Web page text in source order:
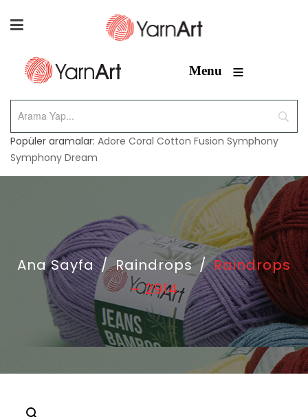
Menu ≡
Popüler aramalar: Adore Coral Cotton Fusion Symphony
Symphony Dream
Ana Sayfa / Raindrops / Raindrops
– 2914